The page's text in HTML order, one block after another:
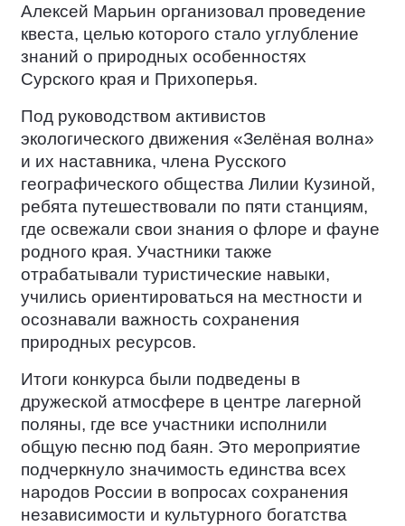
Алексей Марьин организовал проведение
квеста, целью которого стало углубление
знаний о природных особенностях
Сурского края и Прихоперья.
Под руководством активистов
экологического движения «Зелёная волна»
и их наставника, члена Русского
географического общества Лилии Кузиной,
ребята путешествовали по пяти станциям,
где освежали свои знания о флоре и фауне
родного края. Участники также
отрабатывали туристические навыки,
учились ориентироваться на местности и
осознавали важность сохранения
природных ресурсов.
Итоги конкурса были подведены в
дружеской атмосфере в центре лагерной
поляны, где все участники исполнили
общую песню под баян. Это мероприятие
подчеркнуло значимость единства всех
народов России в вопросах сохранения
независимости и культурного богатства